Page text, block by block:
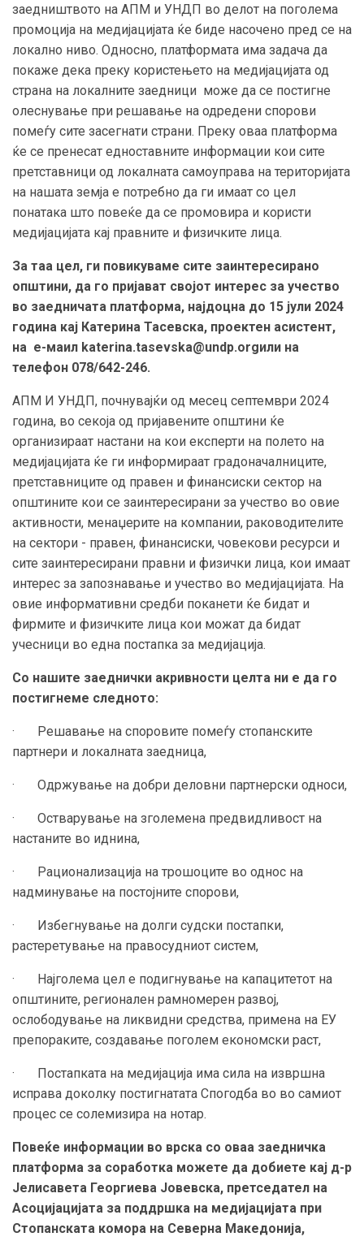
заедништвото на АПМ и УНДП во делот на поголема
промоција на медијацијата ќе биде насочено пред се на
локално ниво. Односно, платформата има задача да
покаже дека преку користењето на медијацијата од
страна на локалните заедници може да се постигне
олеснување при решавање на одредени спорови
помеѓу сите засегнати страни. Преку оваа платформа
ќе се пренесат едноставните информации кои сите
претставници од локалната самоуправа на територијата
на нашата земја е потребно да ги имаат со цел
понатака што повеќе да се промовира и користи
медијацијата кај правните и физичките лица.
За таа цел, ги повикуваме сите заинтересирано
општини, да го пријават својот интерес за учество
во заедничата платформа, најдоцна до 15 јули 2024
година кај Катерина Тасевска, проектен асистент,
на е-маил katerina.tasevska@undp.orgили на
телефон 078/642-246.
АПМ И УНДП, почнувајќи од месец септември 2024
година, во секоја од пријавените општини ќе
организираат настани на кои експерти на полето на
медијацијата ќе ги информираат градоначалниците,
претставниците од правен и финансиски сектор на
општините кои се заинтересирани за учество во овие
активности, менаџерите на компании, раководителите
на сектори - правен, финансиски, човекови ресурси и
сите заинтересирани правни и физички лица, кои имаат
интерес за запознавање и учество во медијацијата. На
овие информативни средби поканети ќе бидат и
фирмите и физичките лица кои можат да бидат
учесници во една постапка за медијација.
Со нашите заеднички акривности целта ни е да го
постигнеме следното:
· Решавање на споровите пoмеѓу стопанските
партнери и локалната заедница,
· Одржување на добри деловни партнерски односи,
· Остварување на зголемена предвидливост на
настаните во иднина,
· Рационализација на трошоците во однос на
надминување на постојните спорови,
· Избегнување на долги судски постапки,
растеретување на правосудниот систем,
· Најголема цел е подигнување на капацитетот на
општините, регионален рамномерен развој,
ослободување на ликвидни средства, примена на ЕУ
препораките, создавање поголем економски раст,
· Постапката на медијација има сила на извршна
исправа доколку постигнатата Спогодба во во самиот
процес се солемизира на нотар.
Повеќе информации во врска со оваа заедничка
платформа за соработка можете да добиете кај д-р
Јелисавета Георгиева Јовевска, претседател на
Асоцијацијата за поддршка на медијацијата при
Стопанската комора на Северна Македонија,